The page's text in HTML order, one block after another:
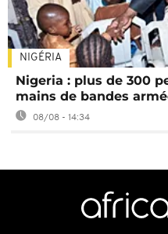
NIGÉRIA
Nigeria : plus de 300
mains de bandes
08/08 - 14:34